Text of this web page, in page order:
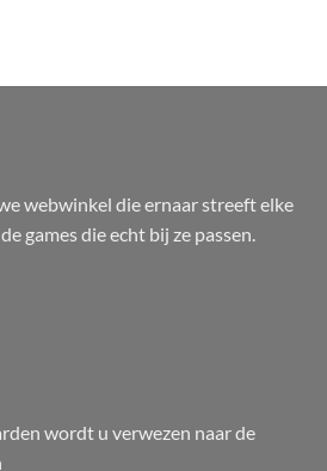
webwinkel die ernaar streeft elke
games die echt bij ze passen.
wordt u verwezen naar de